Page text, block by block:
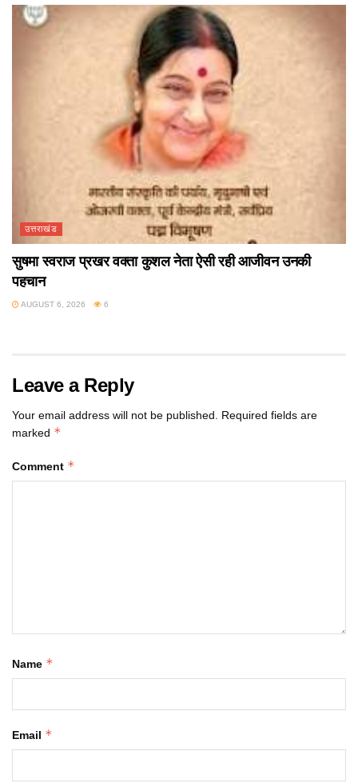
उत्तराखंड
सुषमा स्वराज प्रखर वक्ता कुशल नेता ऐसी रही आजीवन उनकी
पहचान
AUGUST 6, 2026 6
Leave a Reply
Your email address will not be published. Required fields are
marked *
Comment *
Name *
Email *